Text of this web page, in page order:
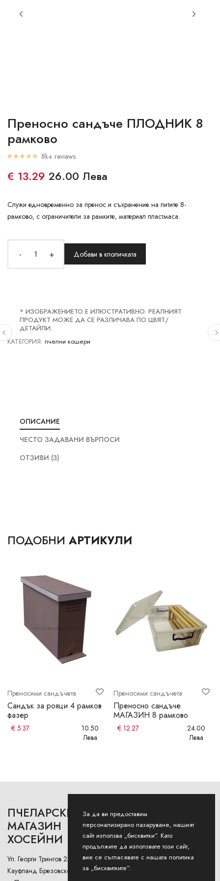
Преносно сандъче ПЛОДНИК 8
рамково
8k+ reviews
€ 13.29 26.00 Лева
Служи едновременно за пренос и съхранение на питите 8-
рамково, с ограничители за рамките, материал пластмаса.
- + Добави в клоличката
* ИЗОБРАЖЕНИЕТО Е ИЛЮСТРАТИВНО. РЕАЛНИЯТ
ПРОДУКТ МОЖЕ ДА СЕ РАЗЛИЧАВА ПО ЦВЯТ/
ДЕТАЙЛИ.
КАТЕГОРИЯ: пчелни кошери
ОПИСАНИЕ
ЧЕСТО ЗАДАВАНИ ВЪРПОСИ
ОТЗИВИ (3)
ПОДОБНИ АРТИКУЛИ
Преносими сандъчета
Сандък за рояци 4 рамков
фазер
€ 5.37
10.50
Лева
Преносими сандъчета
Преносно сандъче
МАГАЗИН 8 рамково
€ 12.27
24.00
Лева
ПЧЕЛАРСКИ
МАГАЗИН
ХОСЕЙНИ
Ул. Георги Трингов 2А (до
Кауфланд Брезовско Шосе),
РАБОТНО ВРЕМЕ
Понеделник - Петък: 9AM -
12:30PM и 13:00РМ - 18:00РМ
Събота: 9AM - 13PM
За да ви предоставим
персонализирано пазаруване, нашият
сайт използва „бисквитки“. Като
продължите да използвате този сайт,
вие се съгласявате с нашата политика
за „бисквитките“.